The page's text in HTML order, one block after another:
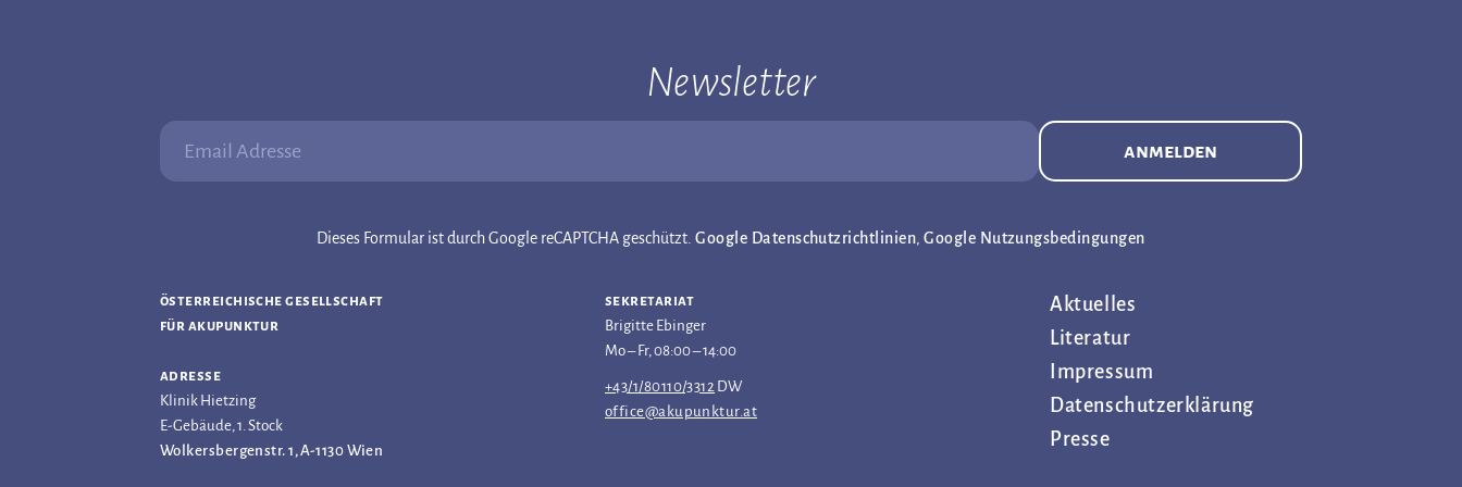
Newsletter
Email Adresse:
anmelden
Dieses Formular ist durch Google reCAPTCHA geschützt.Google Datenschutzrichtlinien,Google Nutzungsbedingungen
österreichische gesellschaft
für akupunktur
adresse
Klinik Hietzing
E-Gebäude, 1. Stock
Wolkersbergenstr. 1, A-1130 Wien
sekretariat
Brigitte Ebinger
Mo – Fr, 08:00 – 14:00
+43/1/80110/3312 DW
office@akupunktur.at
Aktuelles
Literatur
Impressum
Datenschutz­erklärung
Presse